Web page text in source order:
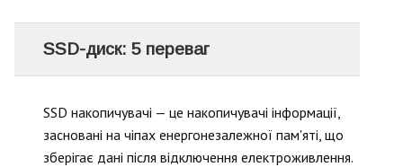
SSD-диск: 5 переваг
SSD накопичувачі — це накопичувачі інформації,
засновані на чіпах енергонезалежної пам'яті, що
зберігає дані після відключення електроживлення.